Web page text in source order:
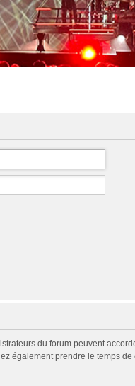
du forum peuvent
également prendre le temps